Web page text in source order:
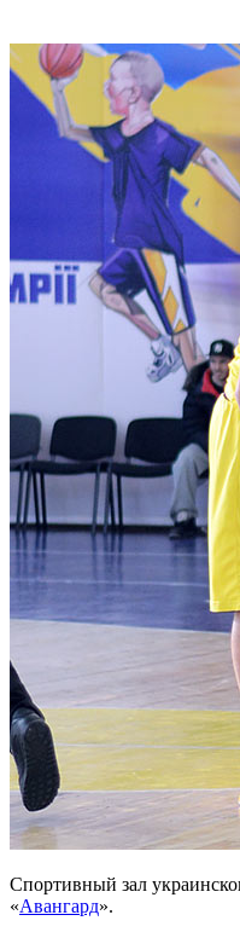
Спортивный зал
«Авангард».